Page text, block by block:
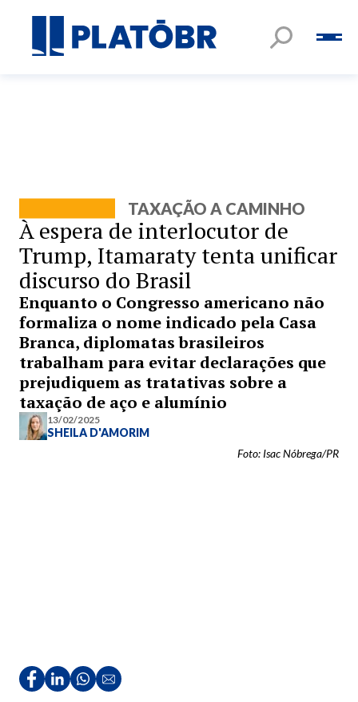
TAXAÇÃO A CAMINHO
À espera de interlocutor de
Trump, Itamaraty tenta unificar
discurso do Brasil
Enquanto o Congresso americano não
formaliza o nome indicado pela Casa
Branca, diplomatas brasileiros
trabalham para evitar declarações que
prejudiquem as tratativas sobre a
taxação de aço e alumínio
13/02/2025
SHEILA D'AMORIM
Foto: Isac Nóbrega/PR